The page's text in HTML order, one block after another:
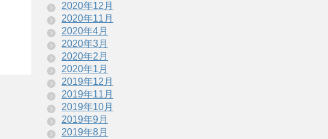
2020年12月
2020年11月
2020年4月
2020年3月
2020年2月
2020年1月
2019年12月
2019年11月
2019年10月
2019年9月
2019年8月